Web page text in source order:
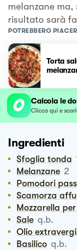
melanzane
risultato sarà
POTREBBERO
Torta
Calcola le
Clicca qui e
Ingredienti
Sfoglia tonda
Melanzane 2
Pomodori
Scamorza
Mozzarella
Sale q.b.
Olio
Basilico q.b.